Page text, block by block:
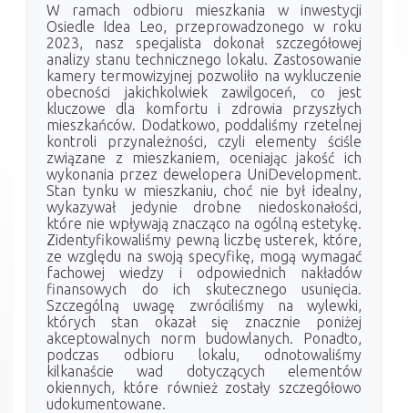
W ramach odbioru mieszkania w inwestycji
Osiedle Idea Leo, przeprowadzonego w roku
2023, nasz specjalista dokonał szczegółowej
analizy stanu technicznego lokalu. Zastosowanie
kamery termowizyjnej pozwoliło na wykluczenie
obecności jakichkolwiek zawilgoceń, co jest
kluczowe dla komfortu i zdrowia przyszłych
mieszkańców. Dodatkowo, poddaliśmy rzetelnej
kontroli przynależności, czyli elementy ściśle
związane z mieszkaniem, oceniając jakość ich
wykonania przez dewelopera UniDevelopment.
Stan tynku w mieszkaniu, choć nie był idealny,
wykazywał jedynie drobne niedoskonałości,
które nie wpływają znacząco na ogólną estetykę.
Zidentyfikowaliśmy pewną liczbę usterek, które,
ze względu na swoją specyfikę, mogą wymagać
fachowej wiedzy i odpowiednich nakładów
finansowych do ich skutecznego usunięcia.
Szczególną uwagę zwróciliśmy na wylewki,
których stan okazał się znacznie poniżej
akceptowalnych norm budowlanych. Ponadto,
podczas odbioru lokalu, odnotowaliśmy
kilkanaście wad dotyczących elementów
okiennych, które również zostały szczegółowo
udokumentowane.